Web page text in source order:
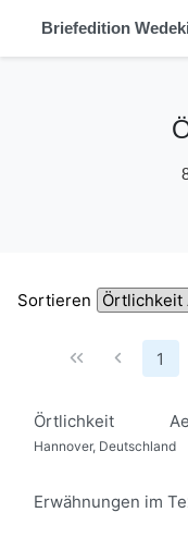
Briefedition
Sortieren
1
Örtlichkeit
Hannover, Deutschland
Erwähnungen im